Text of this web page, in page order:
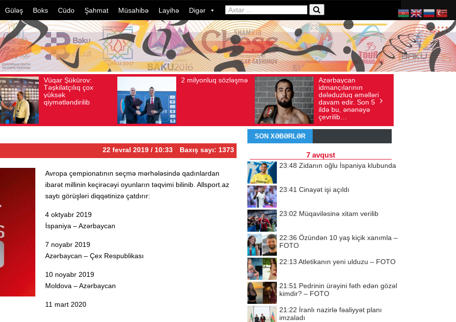
Güləş Boks Cüdo Şahmat Müsahibə Layihə Digər
Vüqar Şükürov:
Təşkilatçılıq çox
yüksək
qiymətləndirilib
Baxış sayı: 106 2 milyonluq sözləşmə
Baxış sayı: 80
Azərbaycan
idmançılarının
dələduzluq əməlləri
davam edir. Son 5
ildə bu, ənənəyə
çevrilib…
Baxış sayı: 136
Avqust 04, 2026
22 fevral 2019 / 10:33 Baxış sayı: 1373
Avropa çempionatının seçmə mərhələsində qadınlardan
ibarət millinin keçirəcəyi oyunların təqvimi bilinib. Allsport.az
saytı görüşləri diqqətinizə çatdırır:
4 oktyabr 2019
İspaniya – Azərbaycan
7 noyabr 2019
Azərbaycan – Çex Respublikası
10 noyabr 2019
Moldova – Azərbaycan
11 mart 2020
SON XƏBƏRLƏR
7 avqust
23:48 Zidanın oğlu İspaniya klubunda
23:41 Cinayət işi açıldı
23:02 Müqaviləsinə xitam verilib
22:36 Özündən 10 yaş kiçik xanımla –
FOTO
22:13 Atletikanın yeni ulduzu – FOTO
21:51 Pedrinin ürəyini fəth edən gözəl
kimdir? – FOTO
21:22 İranlı nazirlə fəaliyyət planı
imzaladı